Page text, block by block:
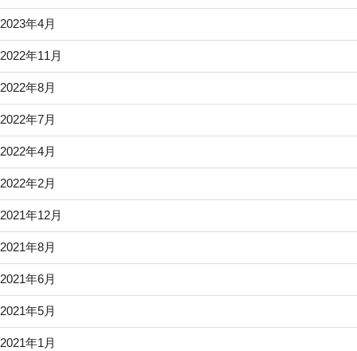
2023年4月
2022年11月
2022年8月
2022年7月
2022年4月
2022年2月
2021年12月
2021年8月
2021年6月
2021年5月
2021年1月